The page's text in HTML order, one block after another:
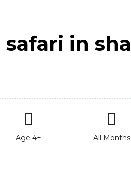
in
Age 4+ All Months